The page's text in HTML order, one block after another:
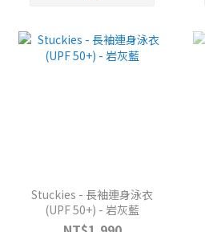
Stuckies - 長袖連身泳衣
(UPF 50+) - 岩灰藍